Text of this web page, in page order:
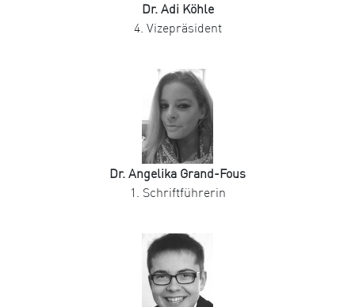
Dr. Adi Köhle
4. Vizepräsident
Dr. Angelika Grand-Fous
1. Schriftführerin